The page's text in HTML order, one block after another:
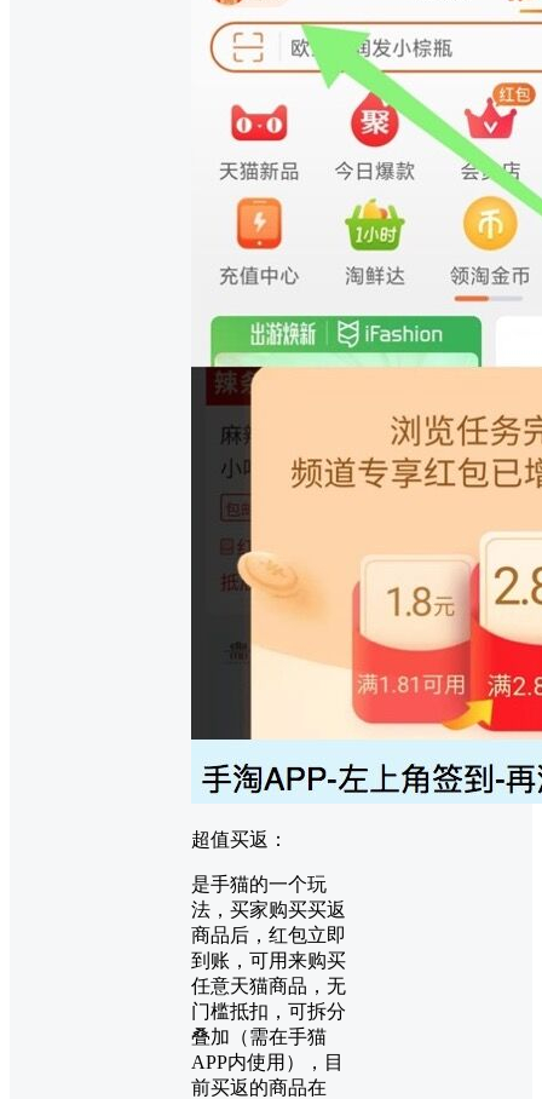
超值买返：
是手猫的一个玩
法，买家购买买返
商品后，红包立即
到账，可用来购买
任意天猫商品，无
门槛抵扣，可拆分
叠加（需在手猫
APP内使用），目
前买返的商品在